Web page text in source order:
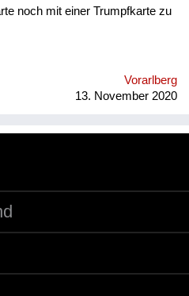
noch mit einer Trumpfkarte zu
Vorarlberg
13. November 2020